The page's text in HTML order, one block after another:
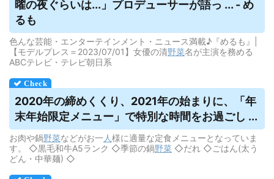
曜の夜ぐらいは...」プロデューサーが語っ ... - め
るも
色んな芸能・エンターテインメント・ニュース満載♪『めるも』|
【モデルプレス＝2023/07/01】女優の清野菜名が主演を務める
ABCテレビ・テレビ朝日系
2020年の締めくくり、2021年の始まりに、「年
末年始限定メニュー」で特別な時間をお過ごし ...
お肉や鍋野菜などがお一 人様に適量な定食メニューとなっていま
す。 ◇黒毛和牛A5ランク ◇季節の鍋野菜 ◇だれ ◇ごはん(太う
どん・中華麺) ◇